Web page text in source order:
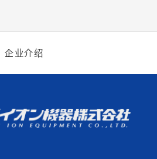
企业介绍